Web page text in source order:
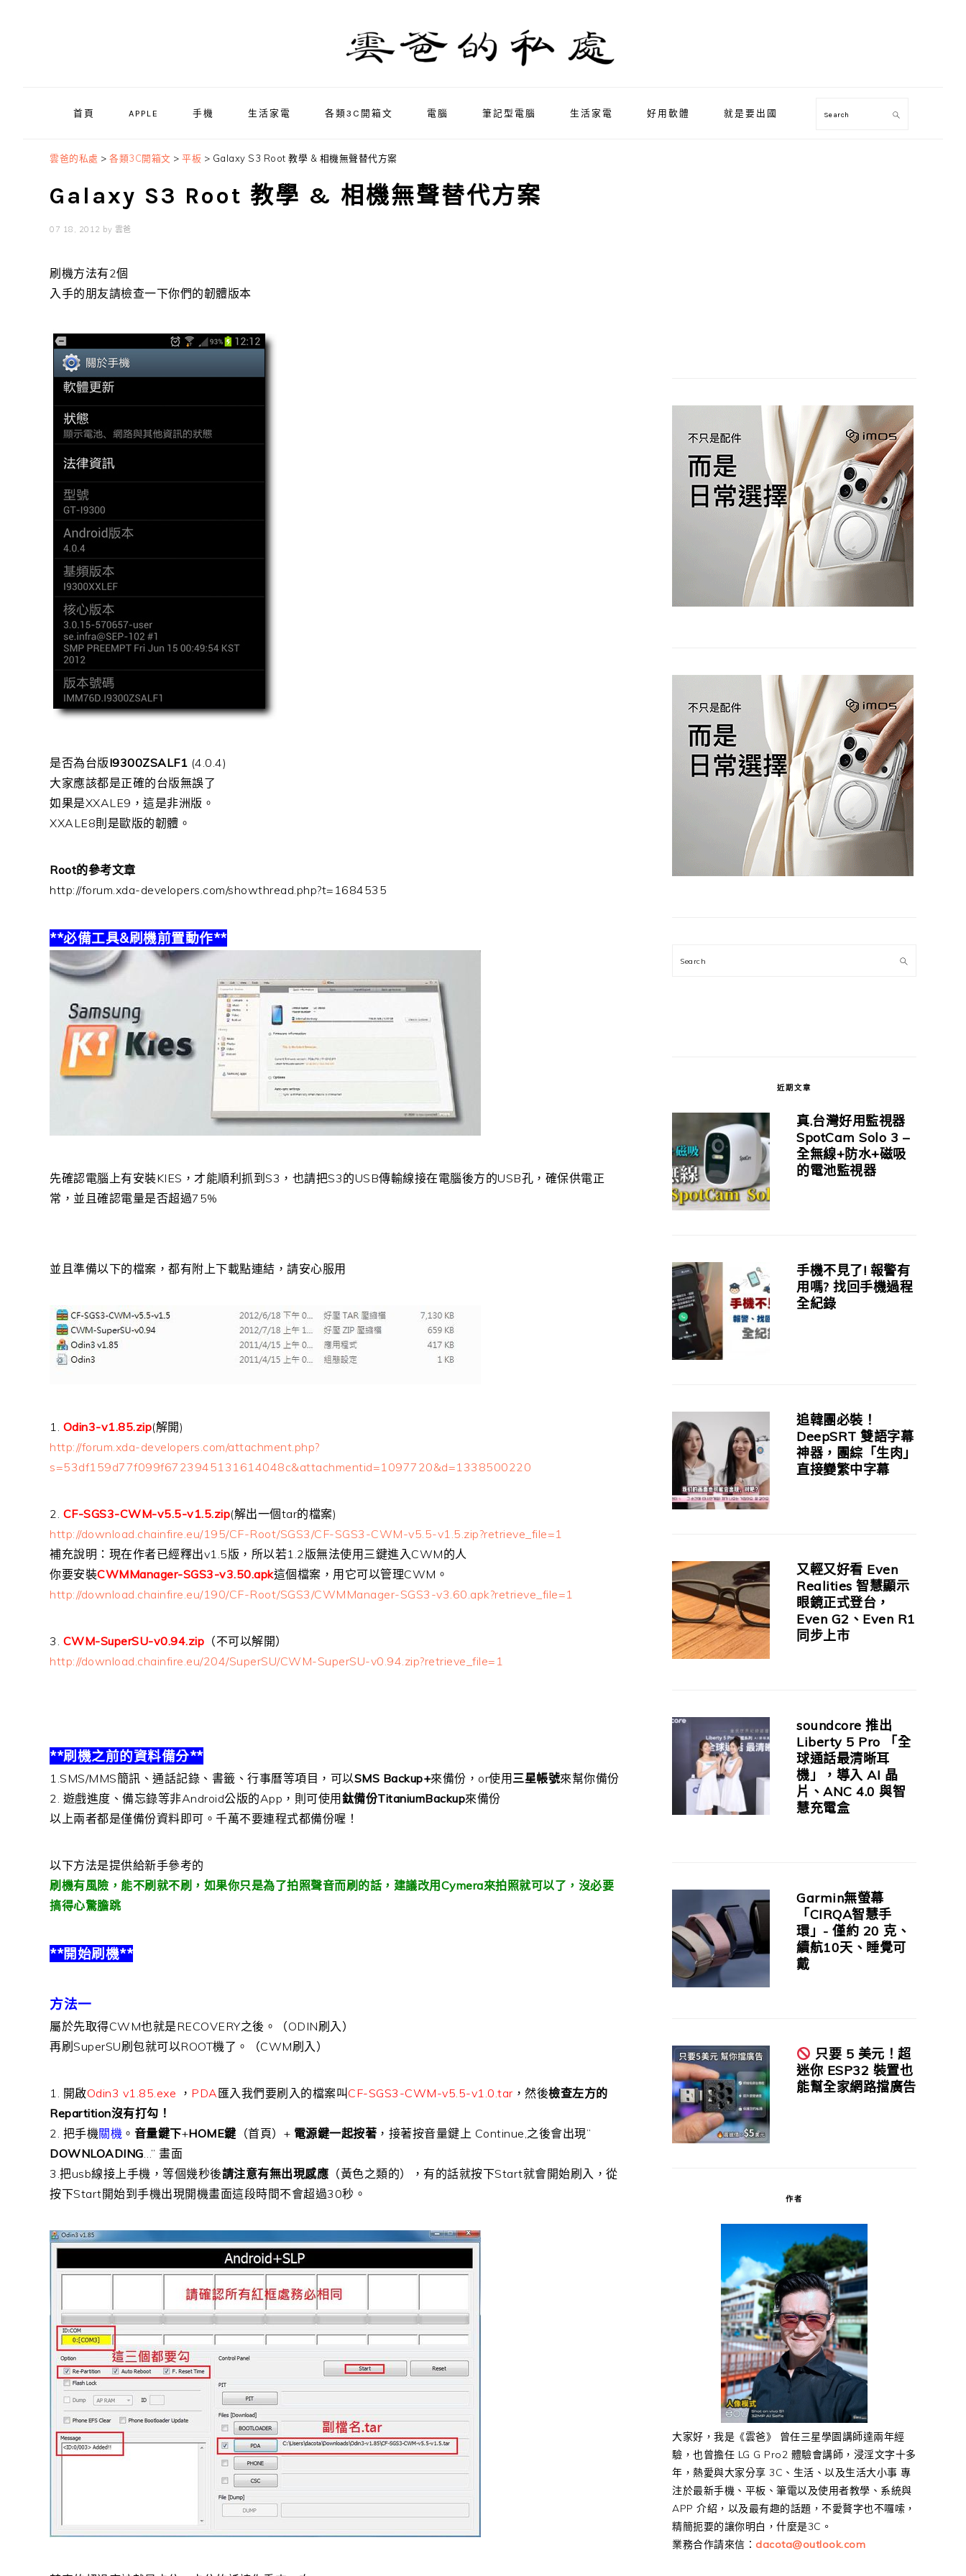
首頁 APPLE 手機 生活家電 各類3C開箱文 電腦 筆記型電腦 生活家電 好用軟體 就是要出國 Search
雲爸的私處 > 各類3C開箱文 > 平板 > Galaxy S3 Root 教學 & 相機無聲替代方案
Galaxy S3 Root 教學 & 相機無聲替代方案
07 18, 2012 by 雲爸
刷機方法有2個
入手的朋友請檢查一下你們的韌體版本
是否為台版I9300ZSALF1 (4.0.4)
大家應該都是正確的台版無誤了
如果是XXALE9，這是非洲版。
XXALE8則是歐版的韌體。
Root的參考文章
http://forum.xda-developers.com/showthread.php?t=1684535
**必備工具&刷機前置動作**
先確認電腦上有安裝KIES，才能順利抓到S3，也請把S3的USB傳輸線接在電腦後方的USB孔，確保供電正
常，並且確認電量是否超過75%
並且準備以下的檔案，都有附上下載點連結，請安心服用
1. Odin3-v1.85.zip(解開)
http://forum.xda-developers.com/attachment.php?
s=53df159d77f099f6723945131614048c&attachmentid=1097720&d=1338500220
2. CF-SGS3-CWM-v5.5-v1.5.zip(解出一個tar的檔案)
http://download.chainfire.eu/195/CF-Root/SGS3/CF-SGS3-CWM-v5.5-v1.5.zip?retrieve_file=1
補充說明：現在作者已經釋出v1.5版，所以若1.2版無法使用三鍵進入CWM的人
你要安裝CWMManager-SGS3-v3.50.apk這個檔案，用它可以管理CWM。
http://download.chainfire.eu/190/CF-Root/SGS3/CWMManager-SGS3-v3.60.apk?retrieve_file=1
3. CWM-SuperSU-v0.94.zip （不可以解開）
http://download.chainfire.eu/204/SuperSU/CWM-SuperSU-v0.94.zip?retrieve_file=1
**刷機之前的資料備分**
1.SMS/MMS簡訊、通話記錄、書籤、行事曆等項目，可以SMS Backup+來備份，or使用 三星帳號來幫你備份
2. 遊戲進度、備忘錄等非Android公版的App，則可使用 鈦備份TitaniumBackup來備份
以上兩者都是僅備份資料即可。千萬不要連程式都備份喔！
以下方法是提供給新手參考的
刷機有風險，能不刷就不刷，如果你只是為了拍照聲音而刷的話，建議改用Cymera來拍照就可以了，沒必要
搞得心驚膽跳
**開始刷機**
方法一
屬於先取得CWM也就是RECOVERY之後。（ODIN刷入）
再刷SuperSU刷包就可以ROOT機了。（CWM刷入）
1. 開啟Odin3 v1.85.exe ， PDA 匯入我們要刷入的檔案叫 CF-SGS3-CWM-v5.5-v1.0.tar ，然後檢查左方的
Repartition沒有打勾！
2. 把手機關機 。 音量鍵下+HOME鍵 （首頁）+ 電源鍵一起按著 ，接著按音量鍵上 Continue,之後會出現”
DOWNLOADING…” 畫面
3.把usb線接上手機，等個幾秒後請注意有無出現感應 （黃色之類的），有的話就按下Start就會開始刷入，從
按下Start開始到手機出現開機畫面這段時間不會超過30秒。
Search
近期文章
真.台灣好用監視器
SpotCam Solo 3 –
全無線+防水+磁吸
的電池監視器
手機不見了! 報警有
用嗎? 找回手機過程
全紀錄
追韓團必裝！
DeepSRT 雙語字幕
神器，團綜「生肉」
直接變繁中字幕
又輕又好看 Even
Realities 智慧顯示
眼鏡正式登台，
Even G2、Even R1
同步上市
soundcore 推出
Liberty 5 Pro 「全
球通話最清晰耳
機」，導入 AI 晶
片、ANC 4.0 與智
慧充電盒
Garmin無螢幕
「CIRQA智慧手
環」- 僅約 20 克、
續航10天、睡覺可
戴
只要 5 美元！超
迷你 ESP32 裝置也
能幫全家網路擋廣告
作者
大家好，我是《雲爸》 曾任三星學園講師達兩年經
驗，也曾擔任 LG G Pro2 體驗會講師，浸淫文字十多
年，熱愛與大家分享 3C、生活、以及生活大小事 專
注於最新手機、平板、筆電以及使用者教學、系統與
APP 介紹，以及最有趣的話題，不愛贅字也不囉嗦，
精簡扼要的讓你明白，什麼是3C。
業務合作請來信： dacota@outlook.com